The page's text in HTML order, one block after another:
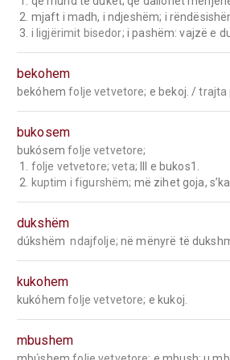
3. i ligjërimit bisedor; i pashëm: vajzë e
bekohem
bekóhem folje vetvetore; e bekoj. / trajta
bukosem
bukósem folje vetvetore;
1. folje vetvetore; veta; III e bukos1.
2.
kuptim i figurshëm; më zihet goja,
dukshëm
dúkshëm ndajfolje; në mënyrë të
kukohem
kukóhem folje vetvetore; e kukoj.
mbushem